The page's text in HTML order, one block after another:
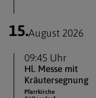
15.August 2026
09:45 Uhr
Hl. Messe mit
Kräutersegnung
Pfarrkirche